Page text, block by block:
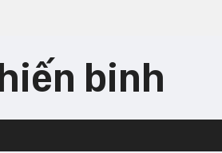
binh